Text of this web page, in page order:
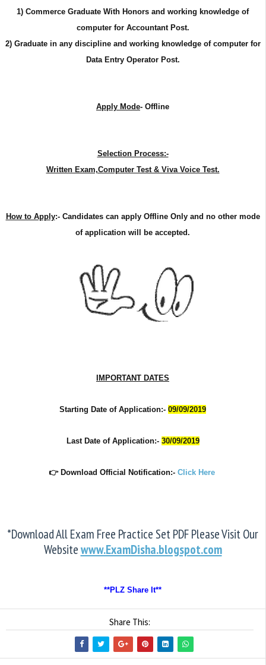
1) Commerce Graduate With Honors and working knowledge of
computer for Accountant Post.
2) Graduate in any discipline and working knowledge of computer for
Data Entry Operator Post.
Apply Mode- Offline
Selection Process:-
Written Exam,Computer Test & Viva Voice Test.
How to Apply:-Candidates can apply Offline Only and no other mode
of application will be accepted.
IMPORTANT DATES
Starting Date of Application:- 09/09/2019
Last Date of Application:- 30/09/2019
👉 Download Official Notification:- Click Here
*Download All Exam Free Practice Set PDF Please Visit Our
Websitewww.ExamDisha.blogspot.com
**PLZ Share It**
Share This: